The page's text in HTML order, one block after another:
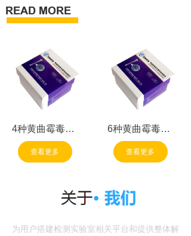
4种黄曲霉毒素
总量免疫亲和柱
查看更多
6种黄曲霉毒素
总量免疫亲和柱
查看更多
为用户搭建检测实验室相关平台和提供整体解